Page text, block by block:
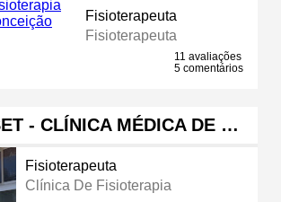
Fisioterapeuta
Fisioterapeuta
11 avaliações
5 comentários
- CLÍNICA MÉDICA DE …
Fisioterapeuta
Clínica De Fisioterapia